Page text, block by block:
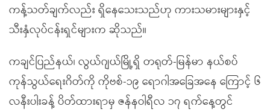
ကန့်သတ်ချက်လည်း ရှိနေသေးသည်ဟု ကားသမားများနှင့်
သီးနှံလုပ်ငန်းရှင်များက ဆိုသည်။
ကချင်ပြည်နယ်၊ လွယ်ဂျယ်မြို့ရှိ တရုတ်-မြန်မာ နယ်စပ်
ကုန်သွယ်ရေးဂိတ်ကို ကိုဗစ်-၁၉ ရောဂါအခြေအနေ ကြောင့် ၆
လနီးပါးခန့် ပိတ်ထားရာမှ ဇန်နဝါရီလ ၁၇ ရက်နေ့တွင်